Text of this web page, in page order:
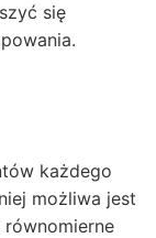
się
każdego
możliwa jest